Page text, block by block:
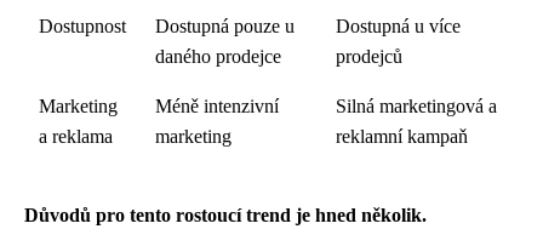
Dostupnost
Dostupná pouze u
daného prodejce
Dostupná u více
prodejců
Marketing
a reklama
Méně intenzivní
marketing
Silná marketingová a
reklamní kampaň
Důvodů pro tento rostoucí trend je hned několik.